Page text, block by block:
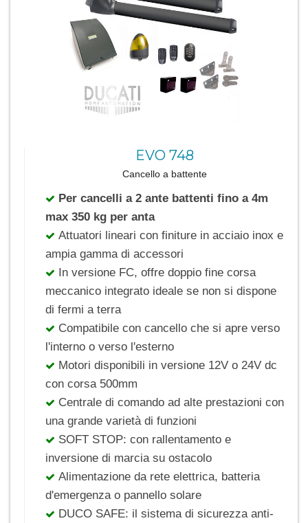
EVO 748
Cancello a battente
Per cancelli a 2 ante battenti fino a 4m
max 350 kg per anta
Attuatori lineari con finiture in acciaio inox e
ampia gamma di accessori
In versione FC, offre doppio fine corsa
meccanico integrato ideale se non si dispone
di fermi a terra
Compatibile con cancello che si apre verso
l'interno o verso l'esterno
Motori disponibili in versione 12V o 24V dc
con corsa 500mm
Centrale di comando ad alte prestazioni con
una grande varietà di funzioni
SOFT STOP: con rallentamento e
inversione di marcia su ostacolo
Alimentazione da rete elettrica, batteria
d'emergenza o pannello solare
DUCO SAFE: il sistema di sicurezza anti-